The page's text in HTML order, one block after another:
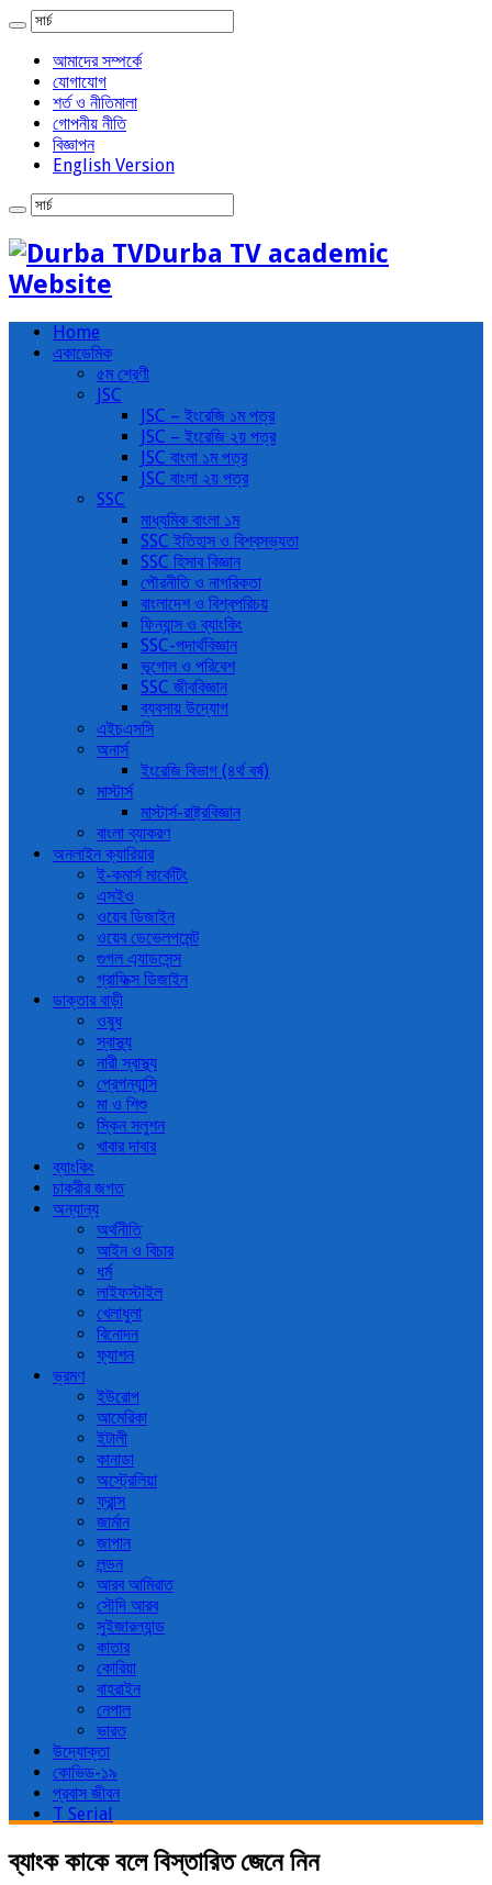
আমাদের সম্পর্কে
যোগাযোগ
শর্ত ও নীতিমালা
গোপনীয় নীতি
বিজ্ঞাপন
English Version
Durba TV academic
Website
Home
একাডেমিক
৫ম শ্রেণী
JSC
JSC – ইংরেজি ১ম পত্র
JSC – ইংরেজি ২য় পত্র
JSC বাংলা ১ম পত্র
JSC বাংলা ২য় পত্র
SSC
মাধ্যমিক বাংলা ১ম
SSC ইতিহাস ও বিশ্বসভ্যতা
SSC হিসাব বিজ্ঞান
পৌরনীতি ও নাগরিকতা
বাংলাদেশ ও বিশ্বপরিচয়
ফিন্যান্স ও ব্যাংকিং
SSC-পদার্থবিজ্ঞান
ভূগোল ও পরিবেশ
SSC জীববিজ্ঞান
ব্যবসায় উদ্যোগ
এইচএসসি
অনার্স
ইংরেজি বিভাগ (৪র্থ বর্ষ)
মাস্টার্স
মাস্টার্স-রাষ্ট্রবিজ্ঞান
বাংলা ব্যাকরণ
অনলাইন ক্যারিয়ার
ই-কমার্স মার্কেটিং
এসইও
ওয়েব ডিজাইন
ওয়েব ডেভেলপমেন্ট
গুগল এ্যাডসেন্স
গ্রাফিক্স ডিজাইন
ডাক্তার বাড়ী
ওষুধ
স্বাস্থ্য
নারী স্বাস্থ্য
প্রেগন্যান্সি
মা ও শিশু
স্কিন সলুশন
খাবার দাবার
ব্যাংকিং
চাকরীর জগত
অন্যান্য
অর্থনীতি
আইন ও বিচার
ধর্ম
লাইফস্টাইল
খেলাধুলা
বিনোদন
ফ্যাশন
ভ্রমণ
ইউরোপ
আমেরিকা
ইটালী
কানাডা
অস্ট্রেলিয়া
ফ্রান্স
জার্মান
জাপান
লন্ডন
আরব আমিরাত
সৌদি আরব
সুইজারল্যান্ড
কাতার
কোরিয়া
বাহরাইন
নেপাল
ভারত
উদ্যোক্তা
কোভিড-১৯
প্রবাস জীবন
T Serial
ব্যাংক কাকে বলে বিস্তারিত জেনে নিন